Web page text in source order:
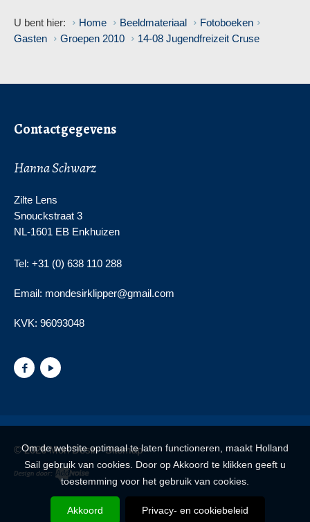
Om de website optimaal te laten functioneren, maakt Holland
Sail gebruik van cookies. Door op Akkoord te klikken geeft u
toestemming voor het gebruik van cookies.
Akkoord Privacy- en cookiebeleid
U bent hier: Home Beeldmateriaal
Fotoboeken
Gasten
Groepen 2010 14-08 Jugendfreizeit Cruse
Contactgegevens
Hanna Schwarz
Zilte Lens
Snouckstraat 3
NL-1601 EB Enkhuizen
Tel: +31 (0) 638 110 288
Email: mondesirklipper@gmail.com
KVK: 96093048
© 2026 Mon Desir -Sitemap